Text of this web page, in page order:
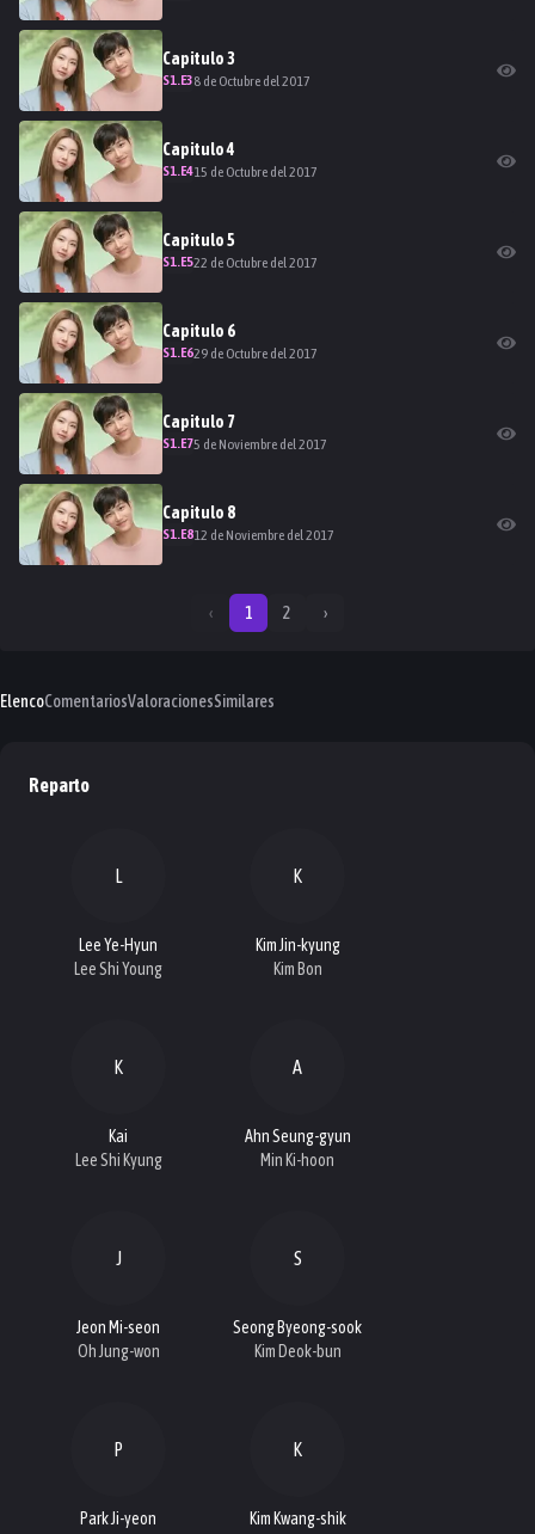
Capitulo3
S1.E38 de Octubre del 2017
Capitulo4
S1.E415 de Octubre del 2017
Capitulo5
S1.E522 de Octubre del 2017
Capitulo 6
S1.E629 de Octubre del 2017
Capitulo 7
S1.E75 de Noviembre del 2017
Capitulo 8
S1.E812 de Noviembre del 2017
‹ 1 2 ›
ElencoComentariosValoracionesSimilares
Reparto
L
Lee Ye-Hyun
Lee Shi Young
K
Kim Jin-kyung
Kim Bon
K
Kai
Lee Shi Kyung
A
Ahn Seung-gyun
Min Ki-hoon
J
Jeon Mi-seon
Oh Jung-won
S
Seong Byeong-sook
Kim Deok-bun
P
Park Ji-yeon
K
Kim Kwang-shik